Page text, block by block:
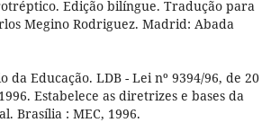
Edição bilíngue. Tradução para
Megino Rodriguez. Madrid: Abada
da Educação. LDB - Lei nº 9394/96, de 20
Estabelece as diretrizes e bases da
Brasília : MEC, 1996.